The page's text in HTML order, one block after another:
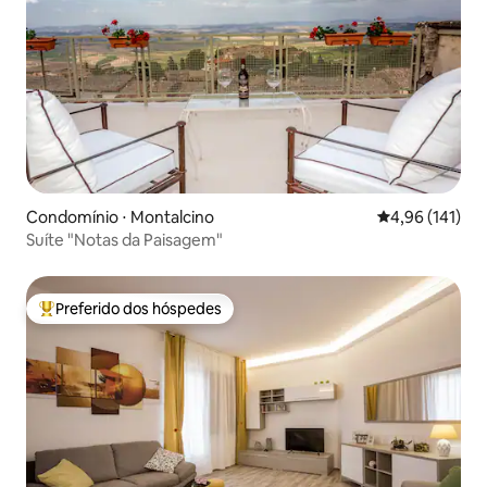
Condomínio ⋅ Montalcino 4,96 de uma
4,96 (141)
Suíte "Notas da Paisagem"
Entre os melhores preferidos dos hóspedes
Preferido dos hóspedes